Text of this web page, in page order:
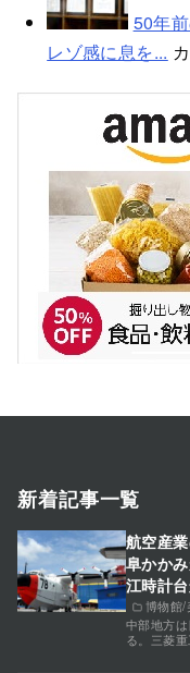
50年
レゾ感に息を...
新着記事一覧
博物館/
航空産
阜かか
江時計
中部地方
る。三菱